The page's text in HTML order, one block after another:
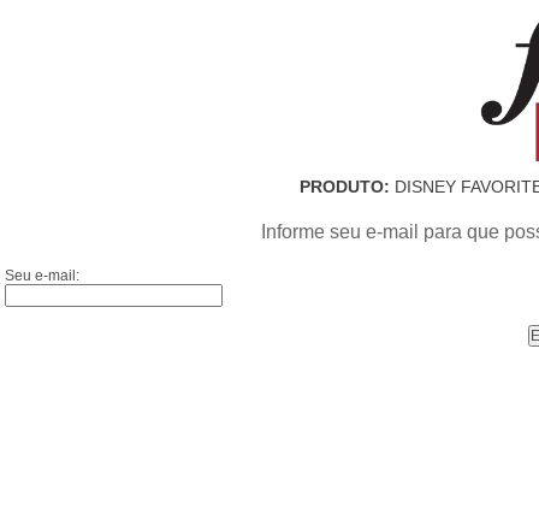
PRODUTO: DISNEY
Informe seu e-mail para que
Seu e-mail: